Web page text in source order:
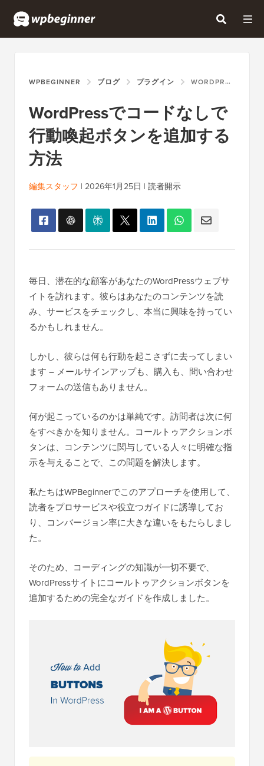
WPBEGINNER ブログ プラグイン WORDPRESSでコードなしで行動喚起ボタンを追加する方法
WordPressでコードなしで
行動喚起ボタンを追加する
方法
編集スタッフ | 2026年1月25日 | 読者開示
毎日、潜在的な顧客があなたのWordPressウェブサ
イトを訪れます。彼らはあなたのコンテンツを読
み、サービスをチェックし、本当に興味を持ってい
るかもしれません。
しかし、彼らは何も行動を起こさずに去ってしまい
ます – メールサインアップも、購入も、問い合わせ
フォームの送信もありません。
何が起こっているのかは単純です。訪問者は次に何
をすべきかを知りません。コールトゥアクションボ
タンは、コンテンツに関与している人々に明確な指
示を与えることで、この問題を解決します。
私たちはWPBeginnerでこのアプローチを使用して、
読者をプロサービスや役立つガイドに誘導してお
り、コンバージョン率に大きな違いをもたらしまし
た。
そのため、コーディングの知識が一切不要で、
WordPressサイトにコールトゥアクションボタンを
追加するための完全なガイドを作成しました。